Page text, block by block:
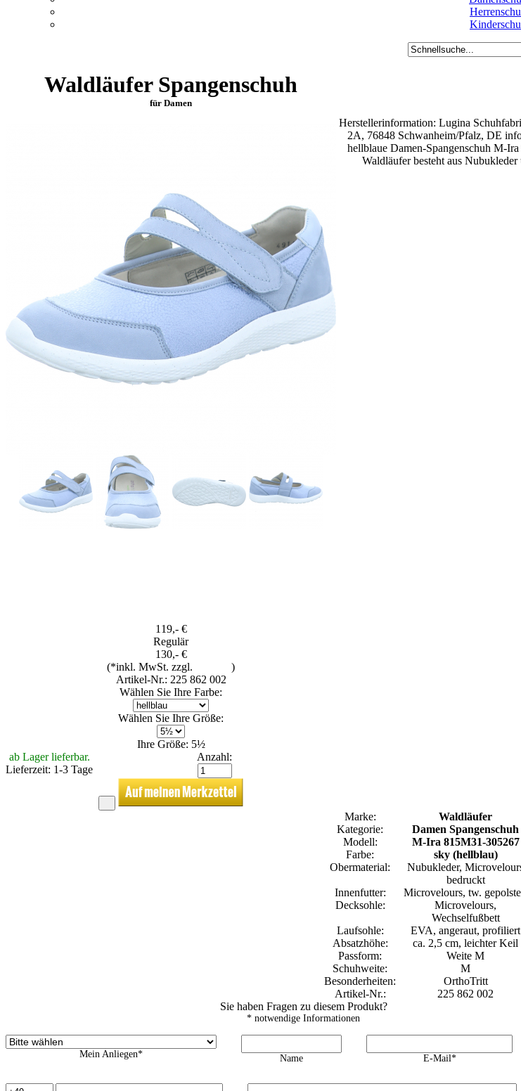
Waldläufer Spangenschuh
für Damen
119,- €
Regulär
130,- €
(*inkl. MwSt. zzgl.
)
Artikel-Nr.: 225 862 002
Wählen Sie Ihre Farbe:
Wählen Sie Ihre Größe:
Ihre Größe: 5½
ab Lager lieferbar.
Lieferzeit: 1-3 Tage
Anzahl:
Herstellerinformation: Lugina
2A, 76848 Schwanheim/Pfalz, DE
hellblaue Damen-Spangenschuh M-
Waldläufer besteht aus
Marke:
Waldläufer
Kategorie:
Damen Spangenschuh
Modell:
M-Ira 815M31-305267
Farbe:
sky (hellblau)
Obermaterial:
Nubukleder,
bedruckt
Innenfutter:
Microvelours, tw.
Decksohle:
Microvelours,
Wechselfußbett
Laufsohle:
EVA, angeraut, profiliert
Absatzhöhe:
ca. 2,5 cm, leichter Keil
Passform:
Weite M
Schuhweite:
M
Besonderheiten:
OrthoTritt
Artikel-Nr.:
225 862 002
Sie haben Fragen zu diesem Produkt?
* notwendige Informationen
Mein Anliegen* Name E-Mail*